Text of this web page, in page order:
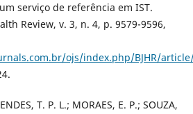
serviço de referência em IST.
Review, v. 3, n. 4, p. 9579-9596,
ojs/index.php/BJHR/
T. P. L.; MORAES, E. P.; SOUZA,